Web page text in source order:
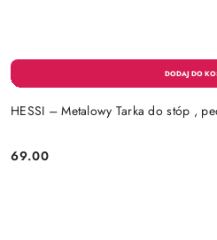
HESSI – Metalowy Tarka do stóp ,
Cena:
69.00